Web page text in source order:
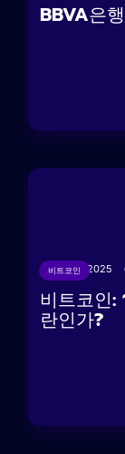
BBVA은
비트코인
18/06/2025
비트코인
란인가?